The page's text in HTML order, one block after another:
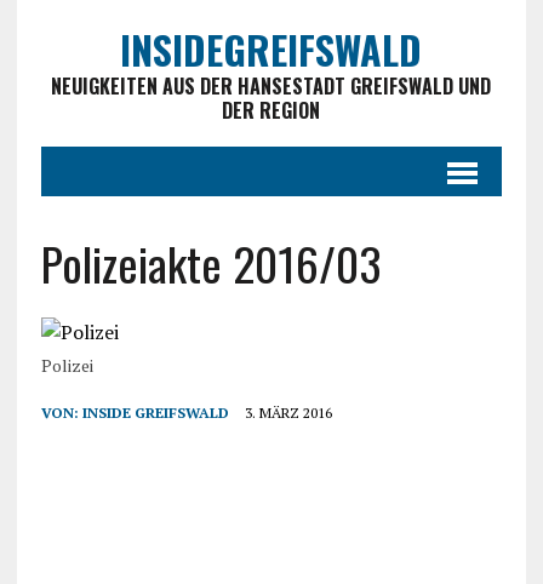
INSIDEGREIFSWALD
NEUIGKEITEN AUS DER HANSESTADT GREIFSWALD UND
DER REGION
Polizeiakte 2016/03
Polizei
VON: INSIDE GREIFSWALD 3. MÄRZ 2016